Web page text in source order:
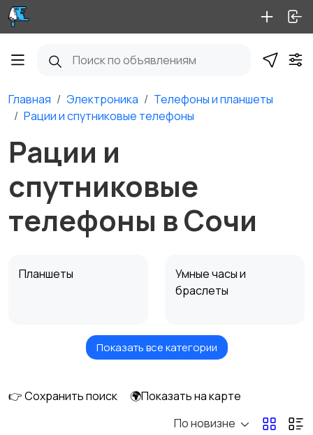
Главная Электроника
Телефоны и планшеты
Рации и спутниковые телефоны
Рации и
спутниковые
телефоны в Сочи
Планшеты
Умные часы и
браслеты
Стационарные
Мобильные
Показать все категории
👉 Сохранить поиск
🌍Показать на карте
По новизне